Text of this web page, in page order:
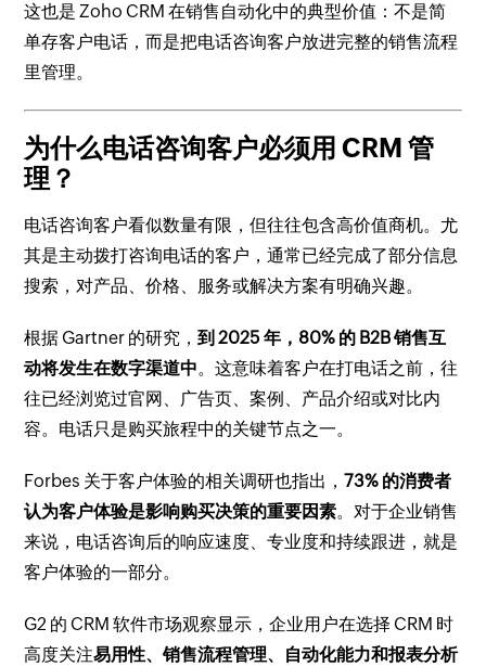
这也是 Zoho CRM 在销售自动化中的典型价值：不是简
单存客户电话，而是把电话咨询客户放进完整的销售流程
里管理。
为什么电话咨询客户必须用 CRM 管
理？
电话咨询客户看似数量有限，但往往包含高价值商机。尤
其是主动拨打咨询电话的客户，通常已经完成了部分信息
搜索，对产品、价格、服务或解决方案有明确兴趣。
根据 Gartner 的研究，到 2025 年，80% 的 B2B 销售互
动将发生在数字渠道中。这意味着客户在打电话之前，往
往已经浏览过官网、广告页、案例、产品介绍或对比内
容。电话只是购买旅程中的关键节点之一。
Forbes 关于客户体验的相关调研也指出，73% 的消费者
认为客户体验是影响购买决策的重要因素。对于企业销售
来说，电话咨询后的响应速度、专业度和持续跟进，就是
客户体验的一部分。
G2 的 CRM 软件市场观察显示，企业用户在选择 CRM 时
高度关注易用性、销售流程管理、自动化能力和报表分析